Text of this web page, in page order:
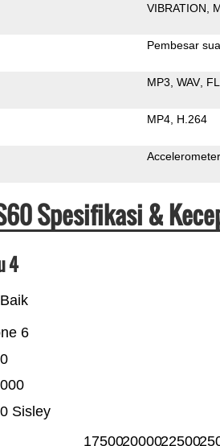
VIBRATION
Pembesar
MP3 WAV
MP4 H.264
Accelerometer
Spesifikasi &
4
Sisley
6
175002000022500